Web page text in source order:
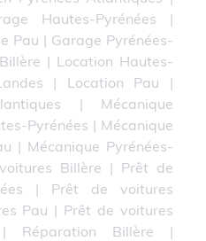
Hautes-Pyrénées |
Pau | Garage Pyrénées-
| Location Hautes-
| Location Pau |
| Mécanique
Pyrénées | Mécanique
| Mécanique Pyrénées-
Billère | Prêt de
| Prêt de voitures
Pau | Prêt de voitures
Réparation Billère |